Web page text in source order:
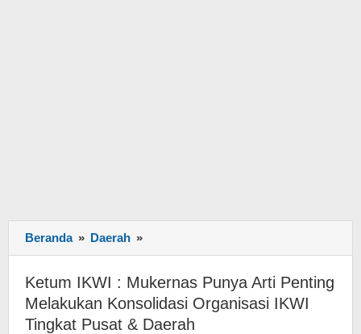
Beranda » Daerah »
IKWI
Mukernas
Punya
Arti
Ketum IKWI : Mukernas Punya Arti Penting
Melakukan Konsolidasi Organisasi IKWI
Tingkat Pusat & Daerah